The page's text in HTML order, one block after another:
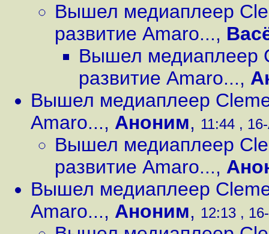
Вышел медиаплеер
развитие Amaro...,
Вышел медиаплеер
развитие Amaro...,
Вышел медиаплеер
Amaro..., Аноним, 11:44 ,
Вышел медиаплеер
развитие Amaro...,
Вышел медиаплеер
Amaro..., Аноним, 12:13 ,